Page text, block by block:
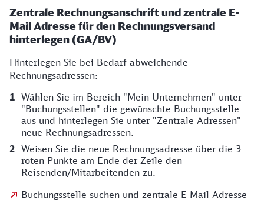
Zentrale Rechnungsanschrift und zentrale E-
Mail Adresse für den Rechnungsversand
hinterlegen (GA/BV)
Hinterlegen Sie bei Bedarf abweichende
Rechnungsadressen:
Wählen Sie im Bereich "Mein Unternehmen" unter
"Buchungsstellen" die gewünschte Buchungsstelle
aus und hinterlegen Sie unter "Zentrale Adressen"
neue Rechnungsadressen.
Weisen Sie die neue Rechnungsadresse über die 3
roten Punkte am Ende der Zeile den
Reisenden/Mitarbeitenden zu.
Buchungsstelle suchen und zentrale E-Mail-Adresse